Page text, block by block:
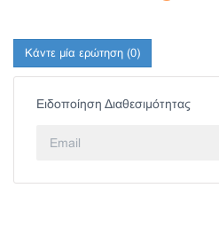
Κάντε μία ερώτηση (0)
Ειδοποίηση Διαθεσιμότητας